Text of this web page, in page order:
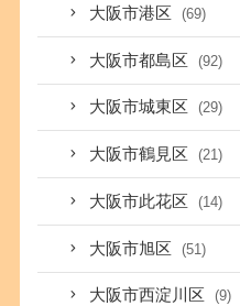
大阪市港区 (69)
大阪市都島区 (92)
大阪市城東区 (29)
大阪市鶴見区 (21)
大阪市此花区 (14)
大阪市旭区 (51)
大阪市西淀川区 (9)